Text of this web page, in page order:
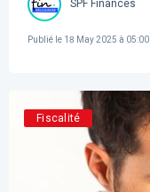
SPF Finances
Publié le 18 May 2025 à 05:00
Fiscalité